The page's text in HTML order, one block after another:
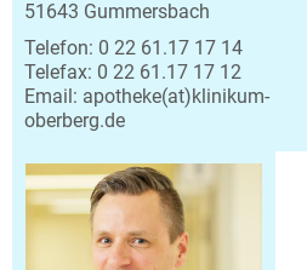
51643 Gummersbach
Telefon: 0 22 61.17 17 14
Telefax: 0 22 61.17 17 12
Email: apotheke(at)klinikum-
oberberg.de